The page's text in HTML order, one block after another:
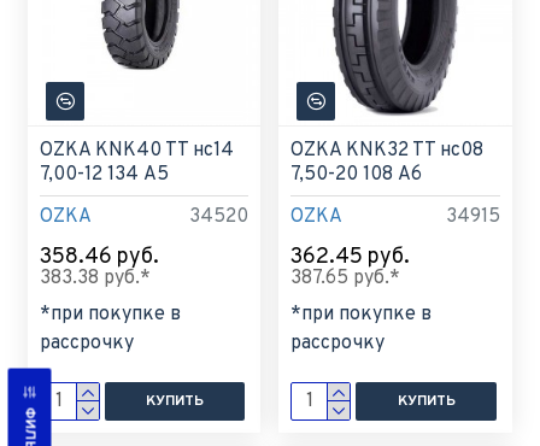
OZKA 34520
OZKA KNK40 TT нс14
7,00-12 134 A5
358.46 руб.
383.38 руб.*
*при покупке в
рассрочку
КУПИТЬ
OZKA 34915
OZKA KNK32 TT нс08
7,50-20 108 A6
362.45 руб.
387.65 руб.*
*при покупке в
рассрочку
КУПИТЬ